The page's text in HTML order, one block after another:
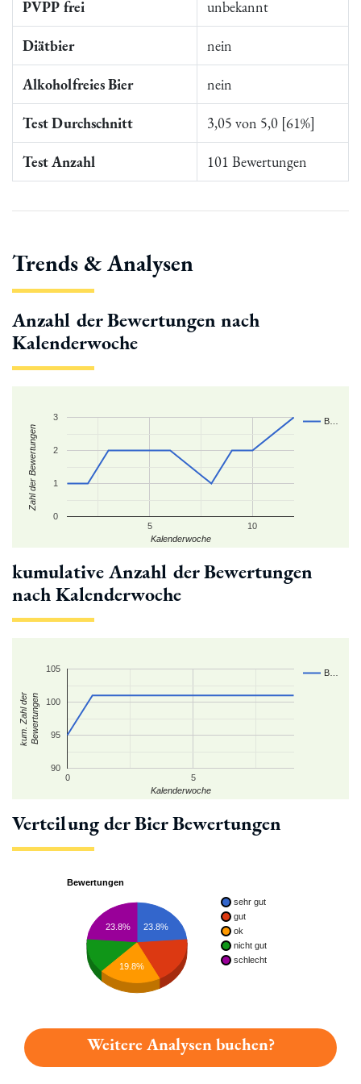
PVPP frei unbekannt
Diätbier nein
Alkoholfreies Bier nein
Test Durchschnitt 3,05 von 5,0 [61%]
Test Anzahl 101 Bewertungen
Trends & Analysen
Anzahl der Bewertungen nach
Kalenderwoche
B…
5 10
0
1
2
3
Kalenderwoche
Zahl der Bewertungen
kumulative Anzahl der Bewertungen
nach Kalenderwoche
B…
0 5
90
95
100
105
Kalenderwoche
kum. Zahl derBewertungen
Verteilung der Bier Bewertungen
Bewertungen
sehr gut
gut
ok
nicht gut
schlecht
23.8%
23.8%
19.8%
Weitere Analysen buchen?